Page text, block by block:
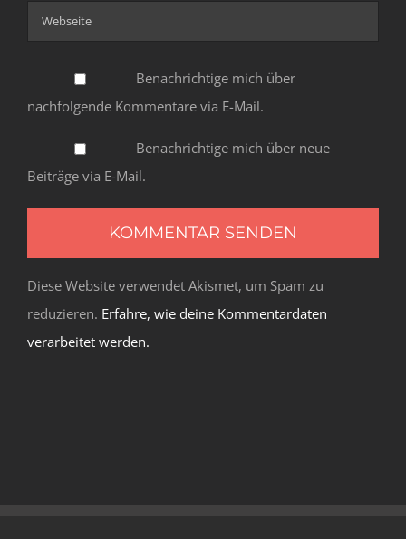
Benachrichtige mich über
nachfolgende Kommentare via E-Mail.
Benachrichtige mich über neue
Beiträge via E-Mail.
Diese Website verwendet Akismet, um Spam zu
reduzieren. Erfahre, wie deine Kommentardaten
verarbeitet werden.